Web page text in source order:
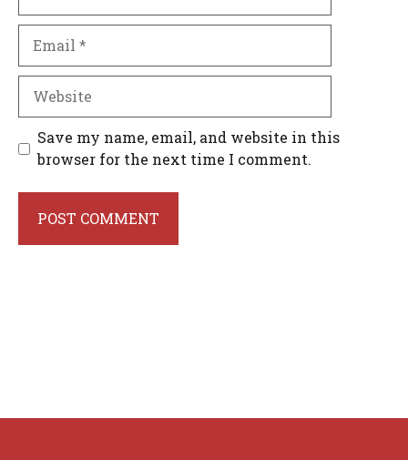
Website
Save my name, email, and website in this
browser for the next time I comment.